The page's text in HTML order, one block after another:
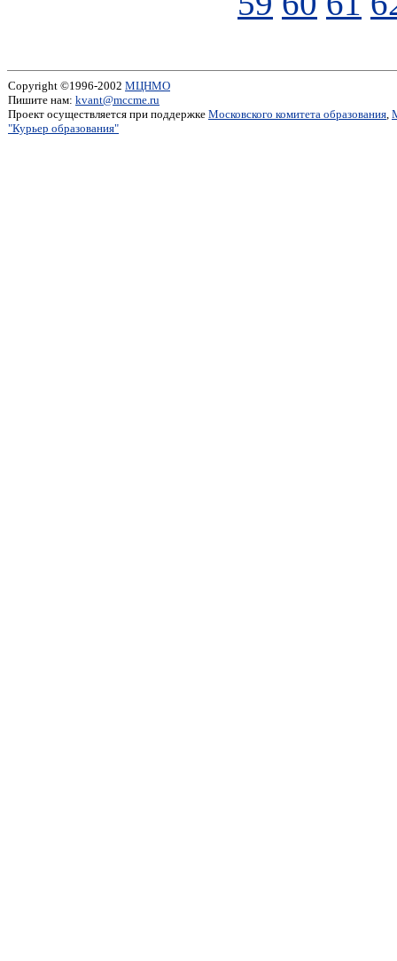
Copyright ©1996-2002 МЦНМО
Пишите нам: kvant@mccme.ru
Проект осуществляется при поддержке Московского комитета образования,
"Курьер образования"